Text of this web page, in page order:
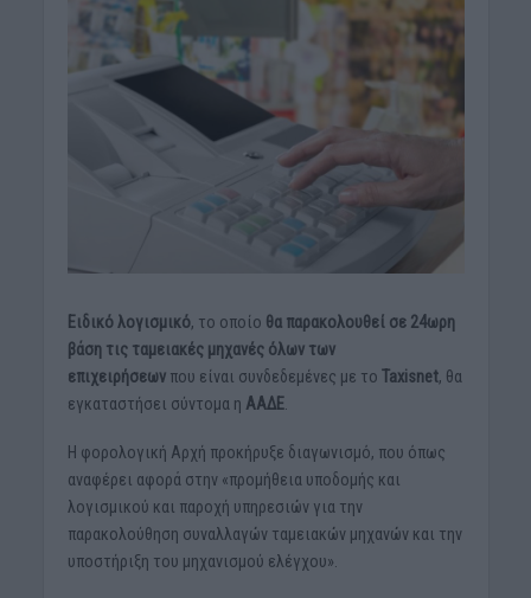
Ειδικό λογισμικό, το οποίο θα παρακολουθεί σε 24ωρη
βάση τις ταμειακές μηχανές όλων των
επιχειρήσεωνπου είναι συνδεδεμένες με το Taxisnet, θα
εγκαταστήσει σύντομα η ΑΑΔΕ.
Η φορολογική Αρχή προκήρυξε διαγωνισμό, που όπως
αναφέρει αφορά στην «προμήθεια υποδομής και
λογισμικού και παροχή υπηρεσιών για την
παρακολούθηση συναλλαγών ταμειακών μηχανών και την
υποστήριξη του μηχανισμού ελέγχου».